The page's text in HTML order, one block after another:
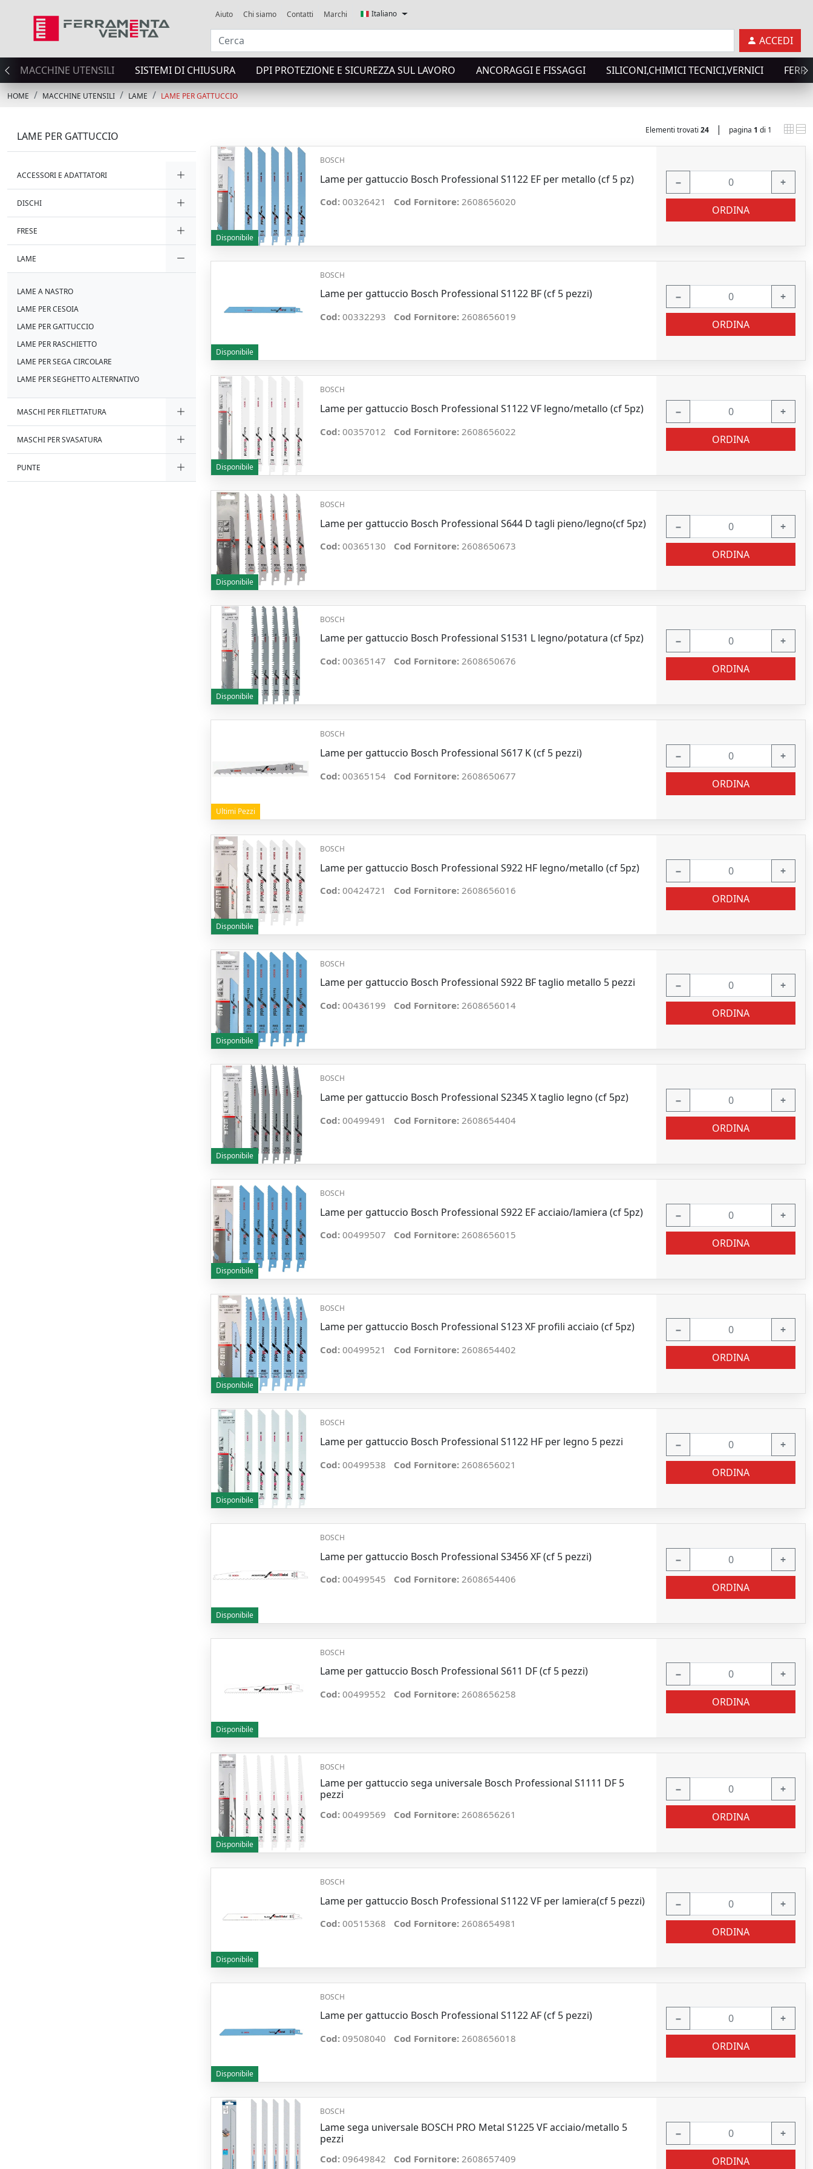
Aiuto Chi siamo Contatti Marchi Italiano
ACCEDI
MACCHINE UTENSILI SISTEMI DI CHIUSURA DPI PROTEZIONE E SICUREZZA SUL LAVORO ANCORAGGI E FISSAGGI SILICONI,CHIMICI TECNICI,VERNICI
HOME MACCHINE UTENSILI LAME LAME PER GATTUCCIO
LAME PER GATTUCCIO
ACCESSORI E ADATTATORI
DISCHI
FRESE
LAME
LAME A NASTRO
LAME PER CESOIA
LAME PER GATTUCCIO
LAME PER RASCHIETTO
LAME PER SEGA CIRCOLARE
LAME PER SEGHETTO ALTERNATIVO
MASCHI PER FILETTATURA
MASCHI PER SVASATURA
PUNTE
Elementi trovati 24 | pagina 1 di 1
Disponibile
BOSCH
Lame per gattuccio Bosch Professional S1122 EF per metallo (cf 5 pz)
Cod: 00326421 Cod Fornitore: 2608656020
− +
ORDINA
Disponibile
BOSCH
Lame per gattuccio Bosch Professional S1122 BF (cf 5 pezzi)
Cod: 00332293 Cod Fornitore: 2608656019
− +
ORDINA
Disponibile
BOSCH
Lame per gattuccio Bosch Professional S1122 VF legno/metallo (cf 5pz)
Cod: 00357012 Cod Fornitore: 2608656022
− +
ORDINA
Disponibile
BOSCH
Lame per gattuccio Bosch Professional S644 D tagli pieno/legno(cf 5pz)
Cod: 00365130 Cod Fornitore: 2608650673
− +
ORDINA
Disponibile
BOSCH
Lame per gattuccio Bosch Professional S1531 L legno/potatura (cf 5pz)
Cod: 00365147 Cod Fornitore: 2608650676
− +
ORDINA
Ultimi Pezzi
BOSCH
Lame per gattuccio Bosch Professional S617 K (cf 5 pezzi)
Cod: 00365154 Cod Fornitore: 2608650677
− +
ORDINA
Disponibile
BOSCH
Lame per gattuccio Bosch Professional S922 HF legno/metallo (cf 5pz)
Cod: 00424721 Cod Fornitore: 2608656016
− +
ORDINA
Disponibile
BOSCH
Lame per gattuccio Bosch Professional S922 BF taglio metallo 5 pezzi
Cod: 00436199 Cod Fornitore: 2608656014
− +
ORDINA
Disponibile
BOSCH
Lame per gattuccio Bosch Professional S2345 X taglio legno (cf 5pz)
Cod: 00499491 Cod Fornitore: 2608654404
− +
ORDINA
Disponibile
BOSCH
Lame per gattuccio Bosch Professional S922 EF acciaio/lamiera (cf 5pz)
Cod: 00499507 Cod Fornitore: 2608656015
− +
ORDINA
Disponibile
BOSCH
Lame per gattuccio Bosch Professional S123 XF profili acciaio (cf 5pz)
Cod: 00499521 Cod Fornitore: 2608654402
− +
ORDINA
Disponibile
BOSCH
Lame per gattuccio Bosch Professional S1122 HF per legno 5 pezzi
Cod: 00499538 Cod Fornitore: 2608656021
− +
ORDINA
Disponibile
BOSCH
Lame per gattuccio Bosch Professional S3456 XF (cf 5 pezzi)
Cod: 00499545 Cod Fornitore: 2608654406
− +
ORDINA
Disponibile
BOSCH
Lame per gattuccio Bosch Professional S611 DF (cf 5 pezzi)
Cod: 00499552 Cod Fornitore: 2608656258
− +
ORDINA
Disponibile
BOSCH
Lame per gattuccio sega universale Bosch Professional S1111 DF 5
pezzi
Cod: 00499569 Cod Fornitore: 2608656261
− +
ORDINA
Disponibile
BOSCH
Lame per gattuccio Bosch Professional S1122 VF per lamiera(cf 5 pezzi)
Cod: 00515368 Cod Fornitore: 2608654981
− +
ORDINA
Disponibile
BOSCH
Lame per gattuccio Bosch Professional S1122 AF (cf 5 pezzi)
Cod: 09508040 Cod Fornitore: 2608656018
− +
ORDINA
BOSCH
Lame sega universale BOSCH PRO Metal S1225 VF acciaio/metallo 5
pezzi
Cod: 09649842 Cod Fornitore: 2608657409
− +
ORDINA